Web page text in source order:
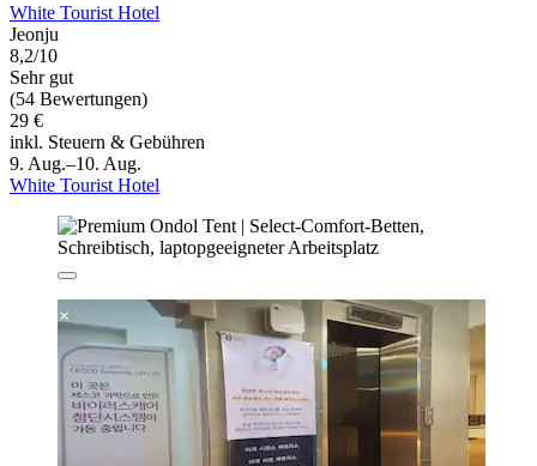
White Tourist Hotel
Jeonju
8,2/10
Sehr gut
(54 Bewertungen)
29 €
inkl. Steuern & Gebühren
9. Aug.–10. Aug.
White Tourist Hotel